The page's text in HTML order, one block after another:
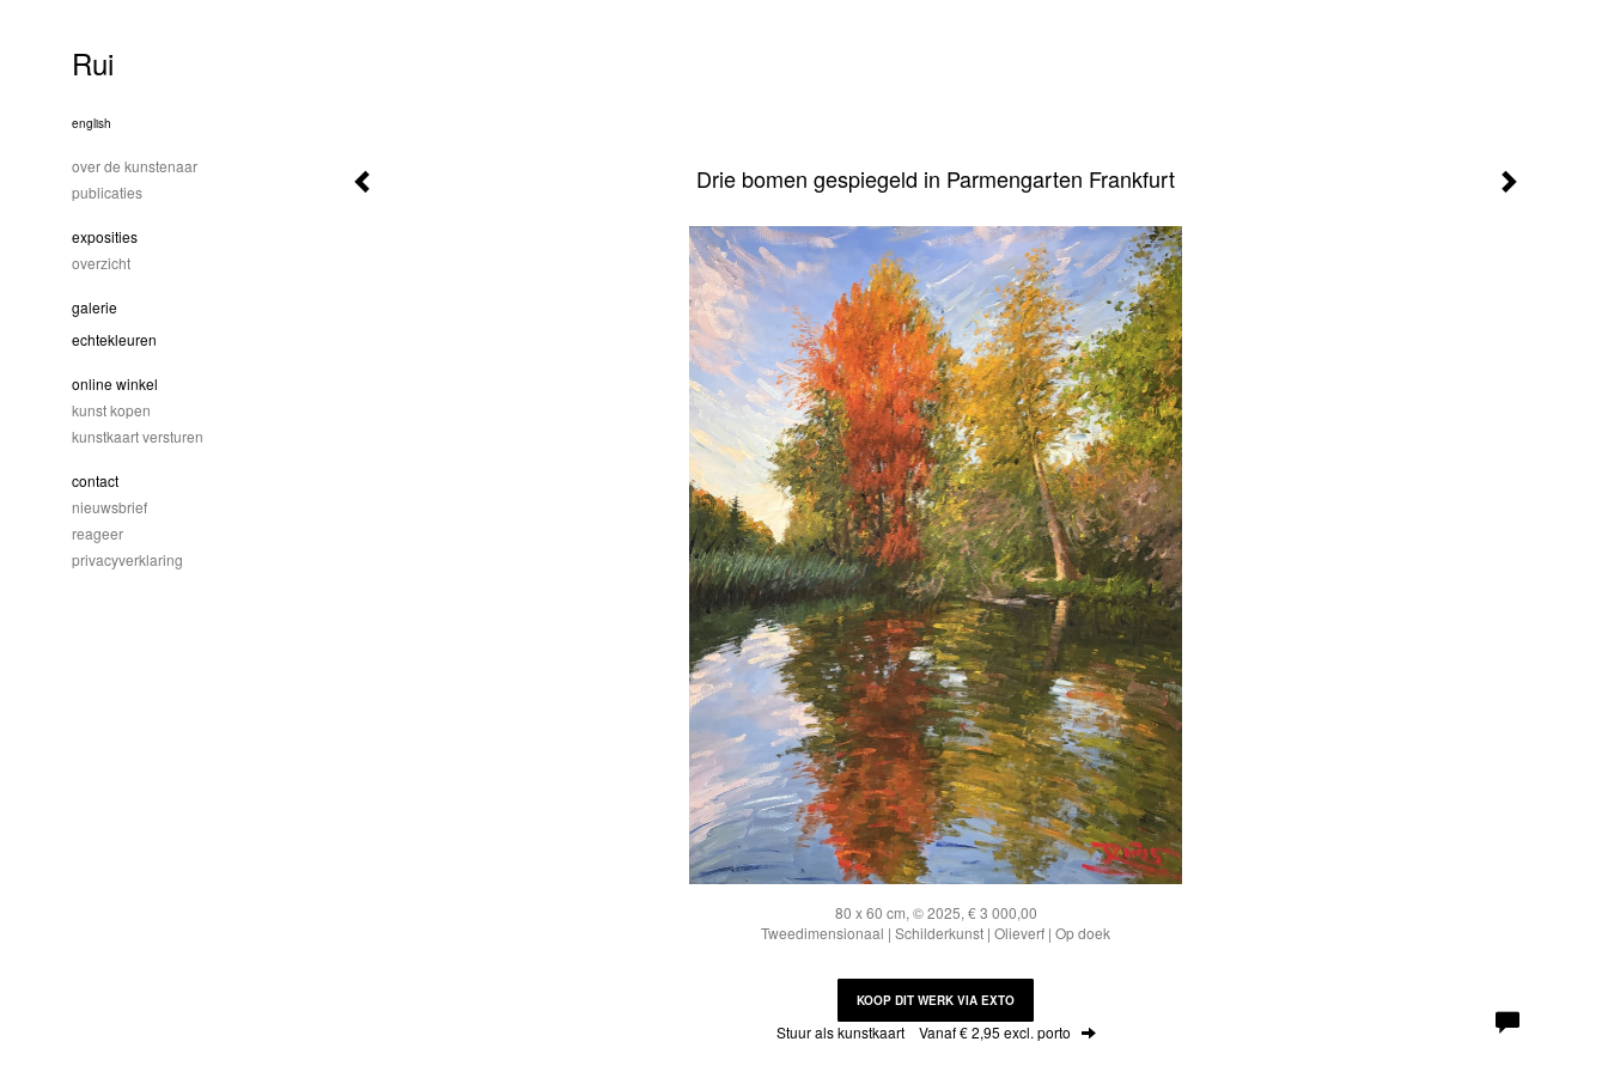
Drie bomen gespiegeld in Parmengarten Frankfurt
80 x 60 cm, © 2025, € 3 000,00
Tweedimensionaal | Schilderkunst | Olieverf | Op doek
KOOP DIT WERK VIA EXTO
Stuur als kunstkaart Vanaf € 2,95 excl. porto
Rui
english
over de kunstenaar
publicaties
exposities
overzicht
galerie
echtekleuren
online winkel
kunst kopen
kunstkaart versturen
contact
nieuwsbrief
reageer
privacyverklaring